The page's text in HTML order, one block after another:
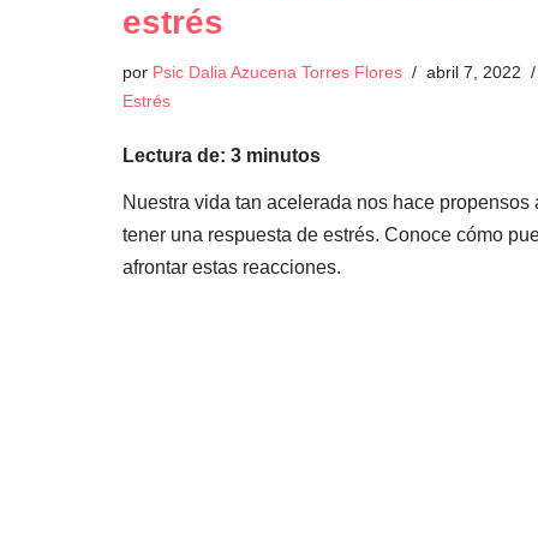
estrés
por Psic Dalia Azucena Torres Flores
abril 7, 2022
Estrés
Lectura de: 3 minutos
Nuestra vida tan acelerada nos hace propensos
tener una respuesta de estrés. Conoce cómo
afrontar estas reacciones.